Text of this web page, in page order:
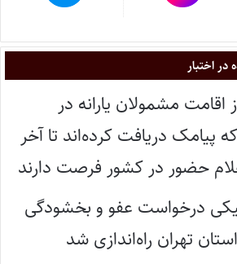
اختبار
اقامت مشمولان یارانه در
پیامک دریافت کرده‌اند تا آخر
حضور در کشور فرصت دارند
درخواست عفو و بخشودگی
تهران راه‌اندازی شد